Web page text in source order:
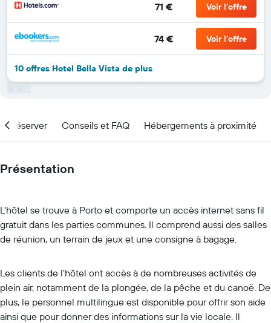
71 € Voir l’offre
74 € Voir l’offre
10 offres Hotel Bella Vista de plus
réserver Conseils et FAQ Hébergements à proximité
Présentation
L'hôtel se trouve à Porto et comporte un accès internet sans fil
gratuit dans les parties communes. Il comprend aussi des salles
de réunion, un terrain de jeux et une consigne à bagage.
Les clients de l'hôtel ont accès à de nombreuses activités de
plein air, notamment de la plongée, de la pêche et du canoë. De
plus, le personnel multilingue est disponible pour offrir son aide
ainsi que pour donner des informations sur la vie locale. Il